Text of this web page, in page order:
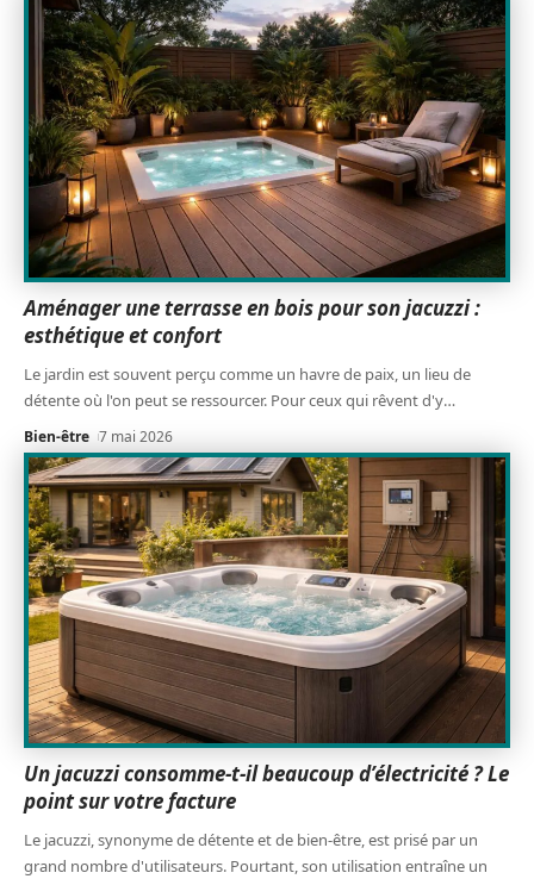
Aménager une terrasse en bois pour son jacuzzi :
esthétique et confort
Le jardin est souvent perçu comme un havre de paix, un lieu de
détente où l'on peut se ressourcer. Pour ceux qui rêvent d'y…
Bien-être 7 mai 2026
Un jacuzzi consomme-t-il beaucoup d’électricité ? Le
point sur votre facture
Le jacuzzi, synonyme de détente et de bien-être, est prisé par un
grand nombre d'utilisateurs. Pourtant, son utilisation entraîne un